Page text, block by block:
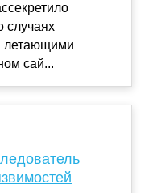
случаях
летающими
сай...